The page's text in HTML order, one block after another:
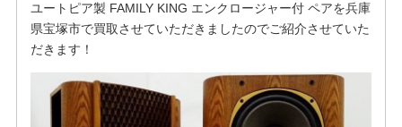
ユートピア製 FAMILY KING エンクロージャー付 ペアを兵庫
県宝塚市で買取させていただきましたのでご紹介させていた
だきます！